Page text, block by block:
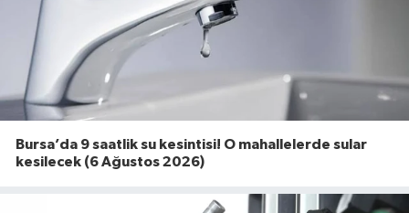
Bursa’da 9 saatlik su kesintisi! O mahallelerde sular
kesilecek (6 Ağustos 2026)